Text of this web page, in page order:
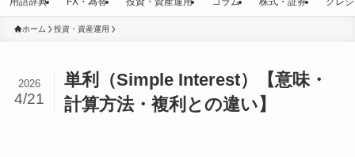
ホーム 投資・資産運用
単利（Simple Interest）【意味・
計算方法・複利との違い】
2026
4/21